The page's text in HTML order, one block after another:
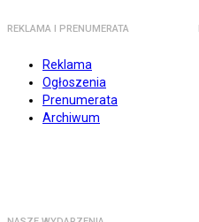
REKLAMA I PRENUMERATA
Reklama
Ogłoszenia
Prenumerata
Archiwum